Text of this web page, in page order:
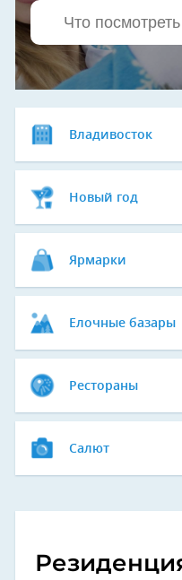
Владивосток
Новый год
Ярмарки
Елочные базары
Рестораны
Салют